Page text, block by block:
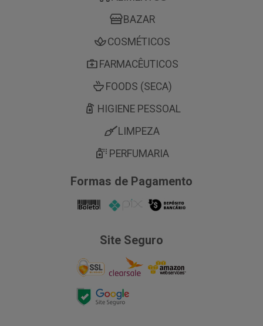
BAZAR
COSMÉTICOS
FARMACÊUTICOS
FOODS (SECA)
HIGIENE PESSOAL
LIMPEZA
PERFUMARIA
Formas de Pagamento
Site Seguro